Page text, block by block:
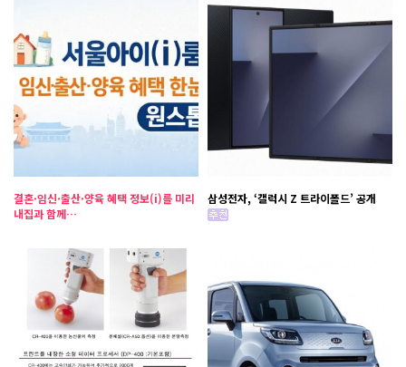
결혼·임신·출산·양육 혜택 정보(i)를 미리
내집과 함께…
삼성전자, ‘갤럭시 Z 트라이폴드’ 공개